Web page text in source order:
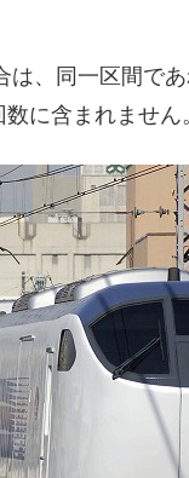
、同一区間で
に含まれません